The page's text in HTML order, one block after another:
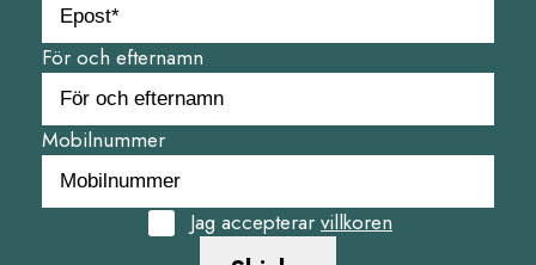
För och efternamn
Mobilnummer
Jag accepterar villkoren